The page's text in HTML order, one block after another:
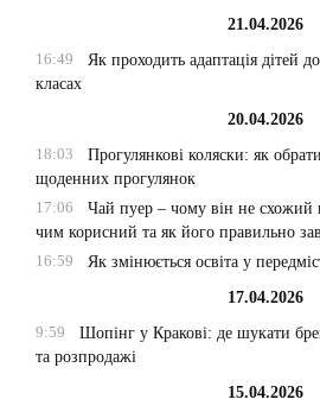
21.04.2026
16:49
Як проходить адаптація дітей
класах
20.04.2026
18:03
Прогулянкові коляски: як
щоденних прогулянок
17:06
Чай пуер – чому він не
чим корисний та як його правильно
16:59
Як змінюється освіта у
17.04.2026
9:59
Шопінг у Кракові: де шукати
та розпродажі
15.04.2026